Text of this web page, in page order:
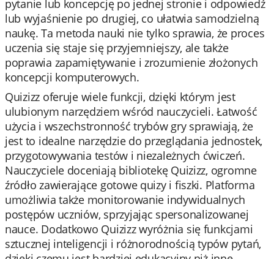
pytanie lub koncepcję po jednej stronie i odpowiedź
lub wyjaśnienie po drugiej, co ułatwia samodzielną
naukę. Ta metoda nauki nie tylko sprawia, że proces
uczenia się staje się przyjemniejszy, ale także
poprawia zapamiętywanie i zrozumienie złożonych
koncepcji komputerowych.
Quizizz oferuje wiele funkcji, dzięki którym jest
ulubionym narzędziem wśród nauczycieli. Łatwość
użycia i wszechstronność trybów gry sprawiają, że
jest to idealne narzędzie do przeglądania jednostek,
przygotowywania testów i niezależnych ćwiczeń.
Nauczyciele doceniają bibliotekę Quizizz, ogromne
źródło zawierające gotowe quizy i fiszki. Platforma
umożliwia także monitorowanie indywidualnych
postępów uczniów, sprzyjając spersonalizowanej
nauce. Dodatkowo Quizizz wyróżnia się funkcjami
sztucznej inteligencji i różnorodnością typów pytań,